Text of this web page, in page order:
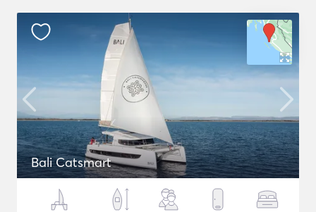
Bali Catsmart